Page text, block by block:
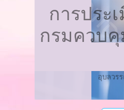
การประ
กรมควบ
อุบลวร